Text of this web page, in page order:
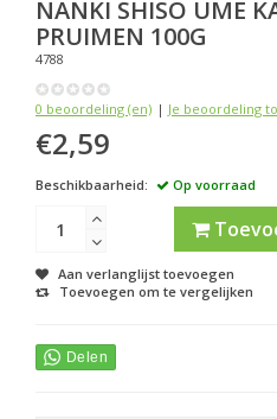
NANKI SHISO UME
PRUIMEN 100G
4788
0 beoordeling (en) | Je beoordeling
€2,59
Beschikbaarheid: Op voorraad
Aan verlanglijst toevoegen
Toevoegen om te vergelijken